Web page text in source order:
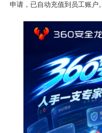
申请，已自动充值到员工账户。